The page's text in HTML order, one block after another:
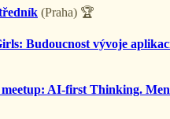
(Praha) 🏆
Budoucnost vývoje
meetup: AI-first Thinking.